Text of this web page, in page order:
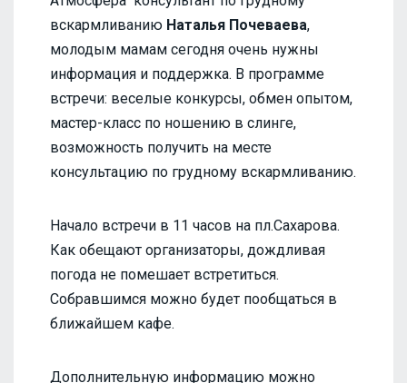
вскармливанию Наталья Почеваева,
молодым мамам сегодня очень нужны
информация и поддержка. В программе
встречи: веселые конкурсы, обмен опытом,
мастер-класс по ношению в слинге,
возможность получить на месте
консультацию по грудному вскармливанию.
Начало встречи в 11 часов на пл.Сахарова.
Как обещают организаторы, дождливая
погода не помешает встретиться.
Собравшимся можно будет пообщаться в
ближайшем кафе.
Дополнительную информацию можно